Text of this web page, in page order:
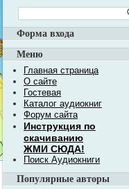
Форма входа
Меню
Главная страница
О сайте
Гостевая
Каталог аудиокниг
Форум сайта
Инструкция по
скачиванию
ЖМИ СЮДА!
Поиск Аудиокниги
Популярные авторы